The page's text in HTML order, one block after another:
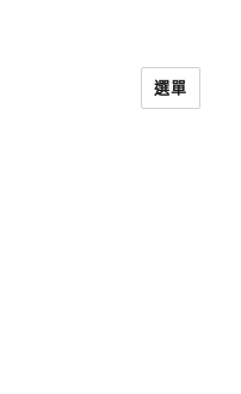
選單